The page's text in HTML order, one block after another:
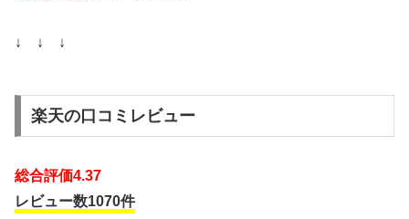
↓ ↓ ↓
楽天の口コミレビュー
総合評価4.37
レビュー数1070件